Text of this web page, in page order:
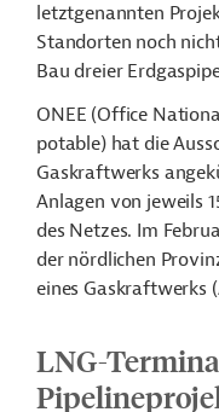
letztgenannten
Standorten noch
Bau dreier
ONEE (Office
potable) hat die
Gaskraftwerks
Anlagen von jeweils
des Netzes. Im
der nördlichen
eines Gaskraftwerks
LNG-